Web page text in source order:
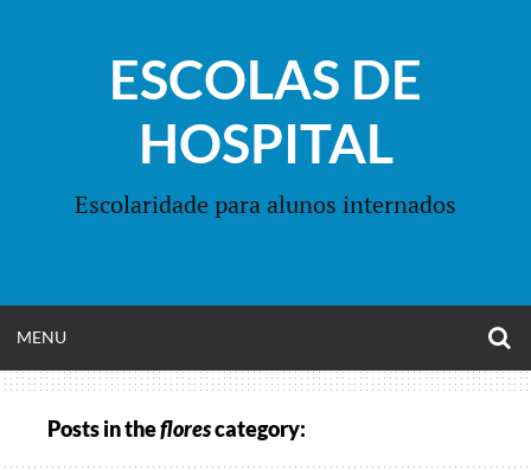
ESCOLAS DE
HOSPITAL
Escolaridade para alunos internados
MENU
MENU
Posts in theflorescategory: